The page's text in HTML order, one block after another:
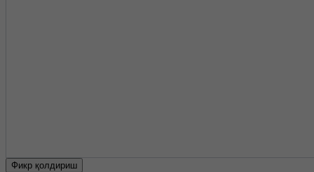
Фикр қолдириш